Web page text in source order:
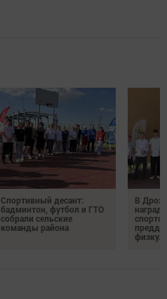
Спортивный десант:
бадминтон, футбол и ГТО
собрали сельские
команды района
В